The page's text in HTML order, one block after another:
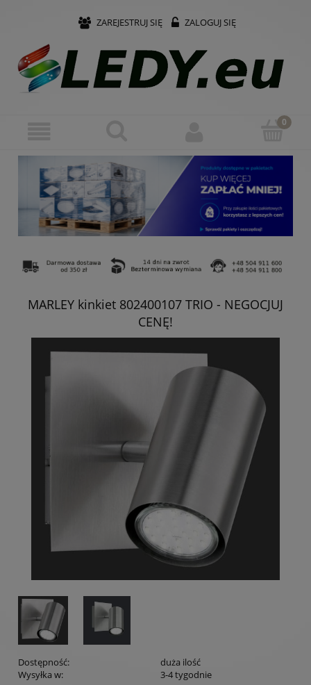
ZAREJESTRUJ SIĘ ZALOGUJ SIĘ
MARLEY kinkiet 802400107 TRIO - NEGOCJUJ
CENĘ!
Dostępność:
duża ilość
Wysyłka w:
3-4 tygodnie